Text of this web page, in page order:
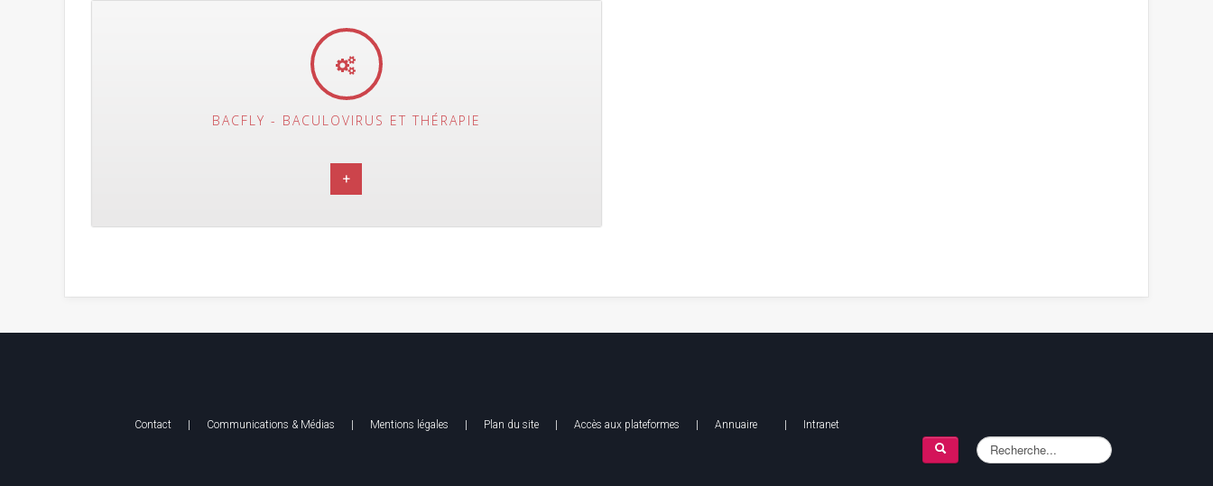
BACFLY - BACULOVIRUS ET THÉRAPIE
+
Contact| Communications & Médias Mentions légales | Plan du site | Accès aux plateformes Annuaire| Intranet